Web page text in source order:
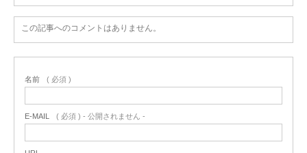
この記事へのコメントはありません。
名前 ( 必須 )
E-MAIL ( 必須 ) - 公開されません -